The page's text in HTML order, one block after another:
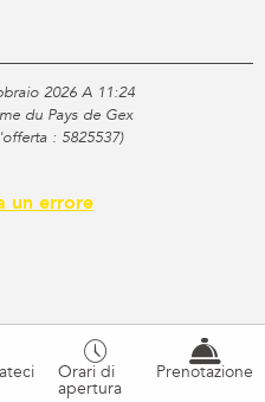
2026 A 11:24
du Pays de Gex
: 5825537)
un errore
Orari di
apertura
Prenotazione